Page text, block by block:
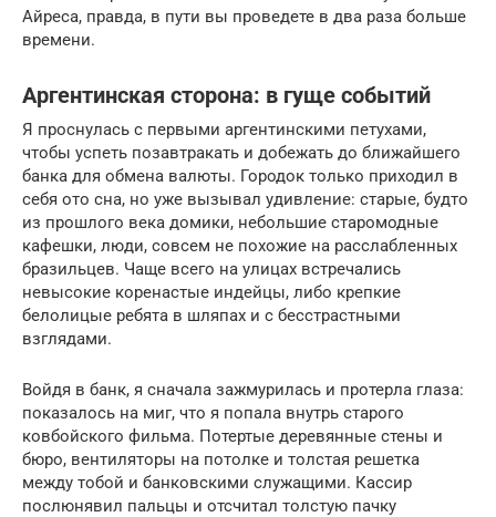
Айреса, правда, в пути вы проведете в два раза больше
времени.
Аргентинская сторона: в гуще событий
Я проснулась с первыми аргентинскими петухами,
чтобы успеть позавтракать и добежать до ближайшего
банка для обмена валюты. Городок только приходил в
себя ото сна, но уже вызывал удивление: старые, будто
из прошлого века домики, небольшие старомодные
кафешки, люди, совсем не похожие на расслабленных
бразильцев. Чаще всего на улицах встречались
невысокие коренастые индейцы, либо крепкие
белолицые ребята в шляпах и с бесстрастными
взглядами.
Войдя в банк, я сначала зажмурилась и протерла глаза:
показалось на миг, что я попала внутрь старого
ковбойского фильма. Потертые деревянные стены и
бюро, вентиляторы на потолке и толстая решетка
между тобой и банковскими служащими. Кассир
послюнявил пальцы и отсчитал толстую пачку